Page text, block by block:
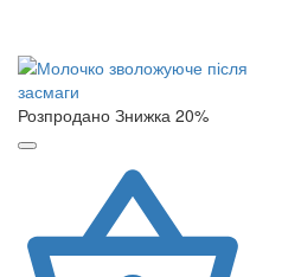
Розпродано Знижка 20%